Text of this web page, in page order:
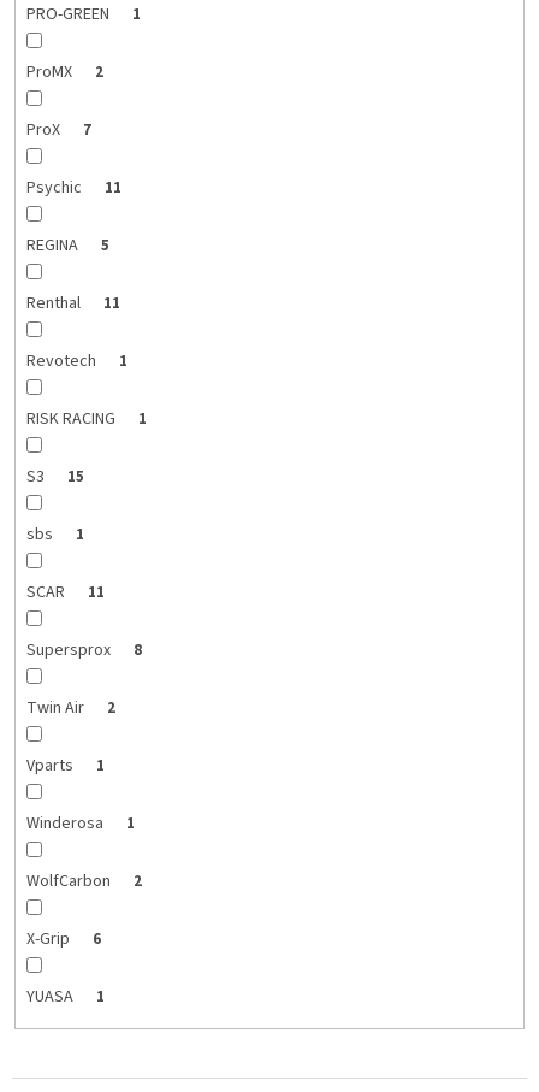
PRO-GREEN 1
ProMX 2
ProX 7
Psychic 11
REGINA 5
Renthal 11
Revotech 1
RISK RACING 1
S3 15
sbs 1
SCAR 11
Supersprox 8
Twin Air 2
Vparts 1
Winderosa 1
WolfCarbon 2
X-Grip 6
YUASA 1